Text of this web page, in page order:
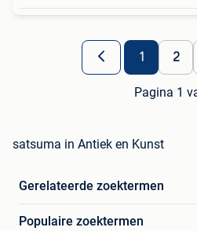
1 2
Pagina 1
satsuma in Antiek en Kunst
Gerelateerde zoektermen
Populaire zoektermen